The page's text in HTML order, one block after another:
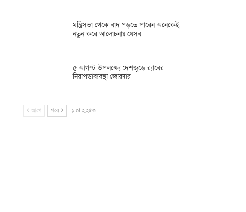
মন্ত্রিসভা থেকে বাদ পড়তে পারেন অনেকেই,
নতুন করে আলোচনায় যেসব…
৫ আগস্ট উপলক্ষ্যে দেশজুড়ে র‌্যাবের
নিরাপত্তাব্যবস্থা জোরদার
আগে পরে ১ of ২,২৫৩